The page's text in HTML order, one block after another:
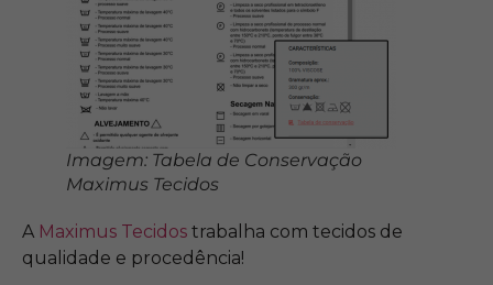
Imagem: Tabela de Conservação
Maximus Tecidos
A Maximus Tecidos trabalha com tecidos de
qualidade e procedência!